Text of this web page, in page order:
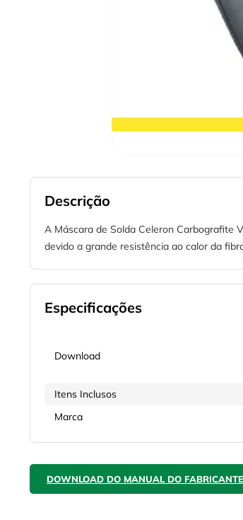
Descrição
A Máscara de Solda Celeron Carbografite
devido a grande resistência ao calor da
Especificações
Download
Itens Inclusos
Marca
DOWNLOAD DO MANUAL DO FABRICANTE